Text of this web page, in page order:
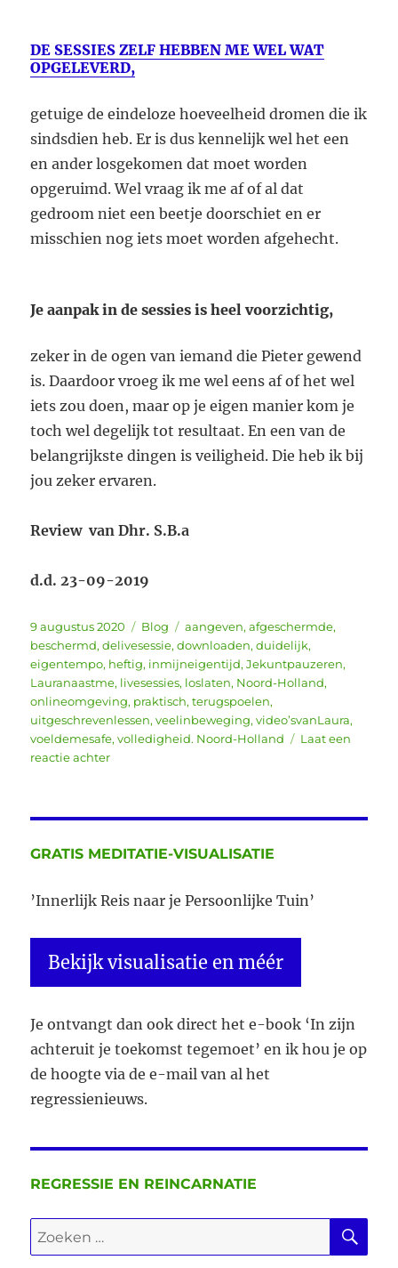
DE SESSIES ZELF HEBBEN ME WEL WAT
OPGELEVERD,
getuige de eindeloze hoeveelheid dromen die ik
sindsdien heb. Er is dus kennelijk wel het een
en ander losgekomen dat moet worden
opgeruimd. Wel vraag ik me af of al dat
gedroom niet een beetje doorschiet en er
misschien nog iets moet worden afgehecht.
Je aanpak in de sessies is heel voorzichtig,
zeker in de ogen van iemand die Pieter gewend
is. Daardoor vroeg ik me wel eens af of het wel
iets zou doen, maar op je eigen manier kom je
toch wel degelijk tot resultaat. En een van de
belangrijkste dingen is veiligheid. Die heb ik bij
jou zeker ervaren.
Review van Dhr. S.B.a
d.d. 23-09-2019
Geplaatst
op
9 augustus 2020 Categorieën
Blog Tags
aangeven,afgeschermde,
beschermd,delivesessie,downloaden,duidelijk,
eigentempo, heftig, inmijneigentijd,Jekuntpauzeren,
Lauranaastme, livesessies, loslaten, Noord-Holland,
onlineomgeving, praktisch,terugspoelen,
uitgeschrevenlessen,veelinbeweging,video’svanLaura,
voeldemesafe,volledigheid. Noord-Holland
Laat een
reactie achterop
over
reïncarnatietherapie
GRATIS MEDITATIE-VISUALISATIE
’Innerlijk Reis naar je Persoonlijke Tuin’
Bekijk visualisatie en méér
Je ontvangt dan ook direct het e-book ‘In zijn
achteruit je toekomst tegemoet’ en ik hou je op
de hoogte via de e-mail van al het
regressienieuws.
REGRESSIE EN REINCARNATIE
Zoeken
naar: